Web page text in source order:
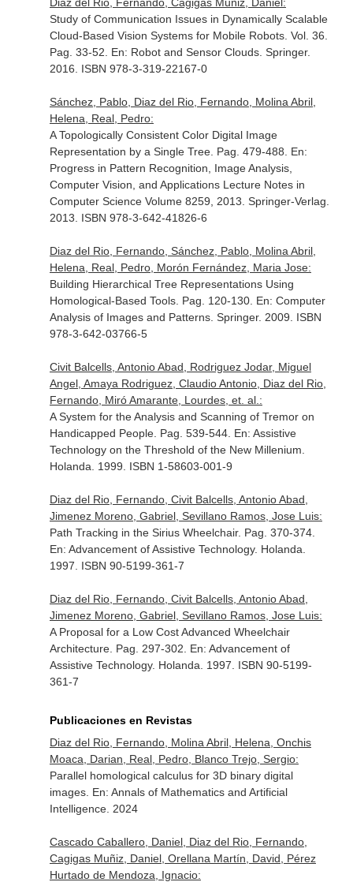
Study of Communication Issues in Dynamically Scalable
Cloud-Based Vision Systems for Mobile Robots. Vol. 36.
Pag. 33-52. En: Robot and Sensor Clouds. Springer.
2016. ISBN 978-3-319-22167-0
Sánchez, Pablo, Diaz del Rio, Fernando, Molina Abril,
Helena, Real, Pedro:
A Topologically Consistent Color Digital Image
Representation by a Single Tree. Pag. 479-488. En:
Progress in Pattern Recognition, Image Analysis,
Computer Vision, and Applications Lecture Notes in
Computer Science Volume 8259, 2013 . Springer-Verlag.
2013. ISBN 978-3-642-41826-6
Diaz del Rio, Fernando, Sánchez, Pablo, Molina Abril,
Helena, Real, Pedro, Morón Fernández, Maria Jose:
Building Hierarchical Tree Representations Using
Homological-Based Tools. Pag. 120-130. En: Computer
Analysis of Images and Patterns. Springer. 2009. ISBN
978-3-642-03766-5
Civit Balcells, Antonio Abad, Rodriguez Jodar, Miguel
Angel, Amaya Rodriguez, Claudio Antonio, Diaz del Rio,
Fernando, Miró Amarante, Lourdes, et. al.:
A System for the Analysis and Scanning of Tremor on
Handicapped People. Pag. 539-544. En: Assistive
Technology on the Threshold of the New Millenium
Holanda. 1999. ISBN 1-58603-001-9
Diaz del Rio, Fernando, Civit Balcells, Antonio Abad,
Jimenez Moreno, Gabriel, Sevillano Ramos, Jose Luis:
Path Tracking in the Sirius Wheelchair. Pag. 370-374.
En: Advancement of Assistive Technology. Holanda.
1997. ISBN 90-5199-361-7
Diaz del Rio, Fernando, Civit Balcells, Antonio Abad,
Jimenez Moreno, Gabriel, Sevillano Ramos, Jose Luis:
A Proposal for a Low Cost Advanced Wheelchair
Architecture. Pag. 297-302. En: Advancement of
Assistive Technology. Holanda. 1997. ISBN 90-5199-
361-7
Publicaciones en Revistas
Diaz del Rio, Fernando, Molina Abril, Helena, Onchis
Moaca, Darian, Real, Pedro, Blanco Trejo, Sergio:
Parallel homological calculus for 3D binary digital
images. En: Annals of Mathematics and Artificial
Intelligence. 2024
Cascado Caballero, Daniel, Diaz del Rio, Fernando,
Cagigas Muñiz, Daniel, Orellana Martín, David, Pérez
Hurtado de Mendoza, Ignacio: